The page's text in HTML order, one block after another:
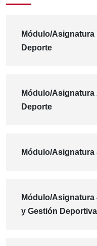
Módulo/
Deporte
Módulo/Asignatura
Deporte
Módulo/
Módulo/
y Gestión Deportiva